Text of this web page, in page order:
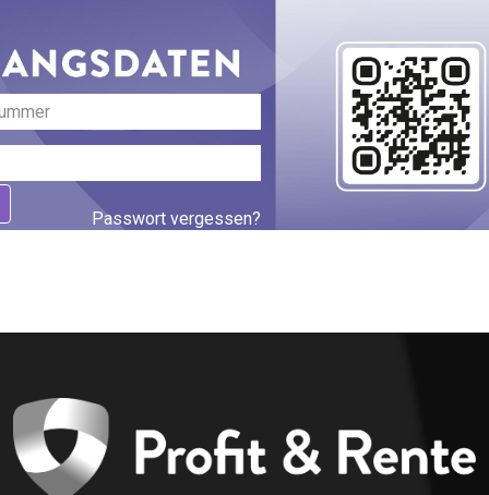
Passwort vergessen?